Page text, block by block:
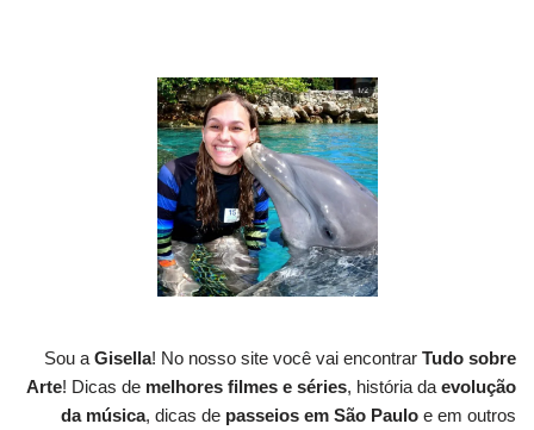
Sou a Gisella! No nosso site você vai encontrar Tudo sobre
Arte! Dicas de melhores filmes e séries, história da evolução
da música, dicas de passeios em São Paulo e em outros